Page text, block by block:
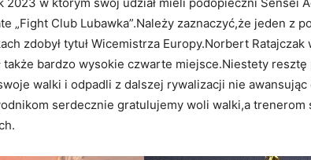
„Fight Club Lubawka”.Należy zaznaczyć,że jeden z
zdobył tytuł Wicemistrza Europy.Norbert Ratajczak
także bardzo wysokie czwarte miejsce.Niestety resztę
walki i odpadli z dalszej rywalizacji nie awansując
serdecznie gratulujemy woli walki,a trenerom